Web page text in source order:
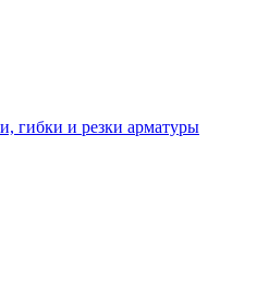
гибки и резки арматуры